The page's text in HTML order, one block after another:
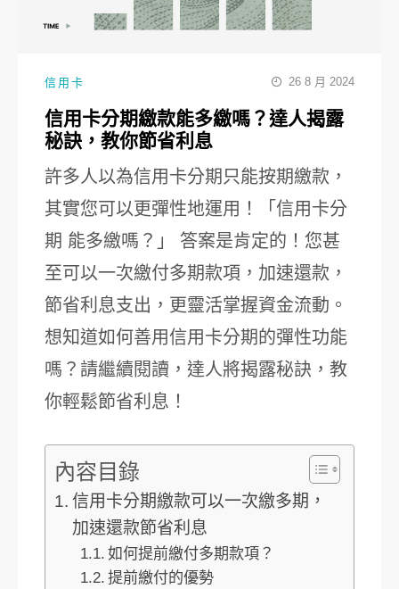
信用卡 26 8 月 2024
信用卡分期繳款能多繳嗎？達人揭露
秘訣，教你節省利息
許多人以為信用卡分期只能按期繳款，
其實您可以更彈性地運用！「信用卡分
期 能多繳嗎？」 答案是肯定的！您甚
至可以一次繳付多期款項，加速還款，
節省利息支出，更靈活掌握資金流動。
想知道如何善用信用卡分期的彈性功能
嗎？請繼續閱讀，達人將揭露秘訣，教
你輕鬆節省利息！
內容目錄
信用卡分期繳款可以一次繳多期，
加速還款節省利息
如何提前繳付多期款項？
提前繳付的優勢